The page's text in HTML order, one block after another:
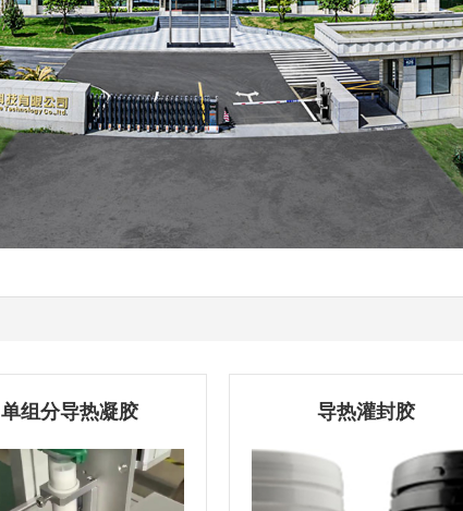
单组分导热凝胶 导热灌封胶